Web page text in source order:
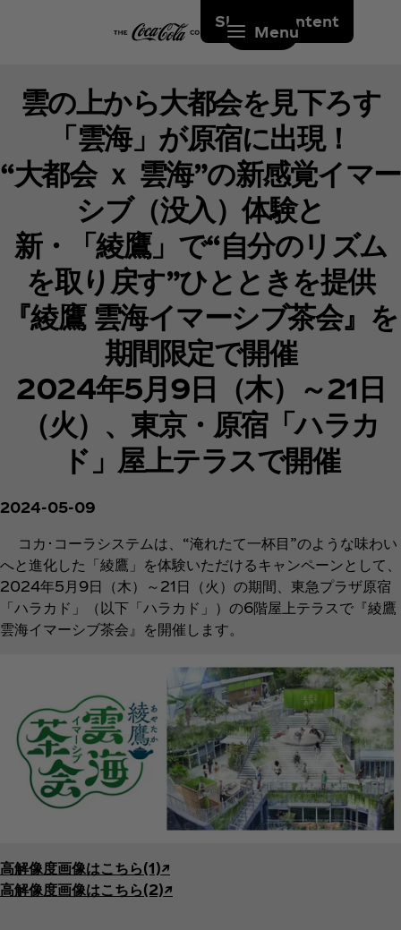
Skip to content
Menu
雲の上から大都会を見下ろす
「雲海」が原宿に出現！
“大都会 ｘ 雲海”の新感覚イマー
シブ（没入）体験と
新・「綾鷹」で“自分のリズム
を取り戻す”ひとときを提供
『綾鷹 雲海イマーシブ茶会』を
期間限定で開催
2024年5月9日（木）～21日
（火）、東京・原宿「ハラカ
ド」屋上テラスで開催
2024-05-09
コカ･コーラシステムは、“淹れたて一杯目”のような味わい
へと進化した「綾鷹」を体験いただけるキャンペーンとして、
2024年5月9日（木）～21日（火）の期間、東急プラザ原宿
「ハラカド」（以下「ハラカド」）の6階屋上テラスで『綾鷹
雲海イマーシブ茶会』を開催します。
高解像度画像はこちら(1)↗︎
高解像度画像はこちら(2)↗︎